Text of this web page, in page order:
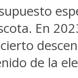
En
de la